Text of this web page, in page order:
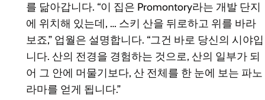
를 닮아갑니다. “이 집은 Promontory라는 개발 단지
에 위치해 있는데, … 스키 산을 뒤로하고 위를 바라
보죠,” 업월은 설명합니다. “그건 바로 당신의 시야입
니다. 산의 전경을 경험하는 것으로, 산의 일부가 되
어 그 안에 머물기보다, 산 전체를 한 눈에 보는 파노
라마를 얻게 됩니다.”